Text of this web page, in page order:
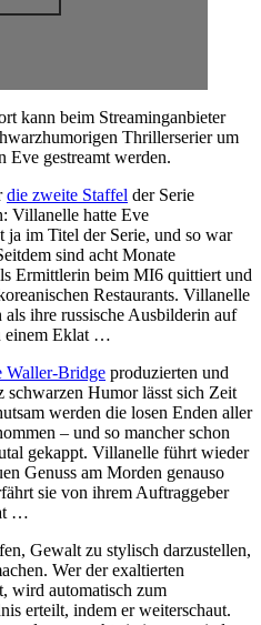
kann beim Streaminganbieter
Thrillerserier um
gestreamt werden.
die zweite Staffel der Serie
Villanelle hatte Eve
ja im Titel der Serie, und so war
sind acht Monate
Ermittlerin beim MI6 quittiert und
Restaurants. Villanelle
ihre russische Ausbilderin auf
einem Eklat …
Waller-Bridge produzierten und
schwarzen Humor lässt sich Zeit
werden die losen Enden aller
– und so mancher schon
gekappt. Villanelle führt wieder
Genuss am Morden genauso
sie von ihrem Auftraggeber
…
Gewalt zu stylisch darzustellen,
Wer der exaltierten
wird automatisch zum
erteilt, indem er weiterschaut.